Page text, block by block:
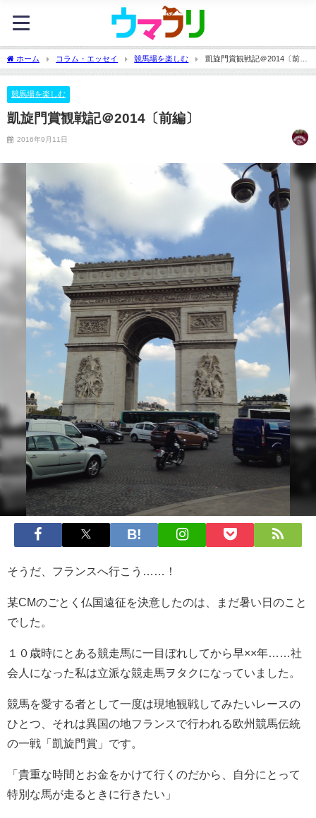
ホーム コラム・エッセイ 競馬場を楽しむ
凱旋門賞観戦記＠2014〔前
編〕
競馬場を楽しむ
凱旋門賞観戦記＠2014〔前編〕
2016年9月11日
そうだ、フランスへ行こう……！
某CMのごとく仏国遠征を決意したのは、まだ暑い日のこと
でした。
１０歳時にとある競走馬に一目ぼれしてから早××年……社
会人になった私は立派な競走馬ヲタクになっていました。
競馬を愛する者として一度は現地観戦してみたいレースの
ひとつ、それは異国の地フランスで行われる欧州競馬伝統
の一戦「凱旋門賞」です。
「貴重な時間とお金をかけて行くのだから、自分にとって
特別な馬が走るときに行きたい」